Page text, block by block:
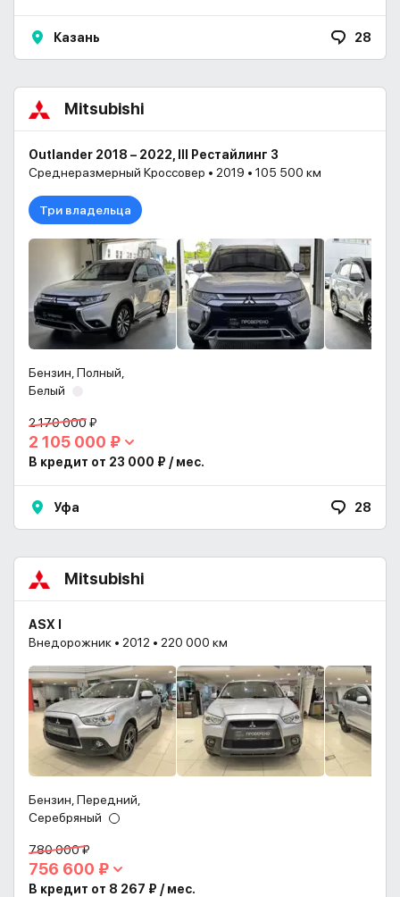
Казань 28
Mitsubishi
Outlander 2018 – 2022, III Рестайлинг 3
Среднеразмерный Кроссовер • 2019 • 105 500 км
Три владельца
Бензин, Полный,
Белый
2 170 000 ₽
2 105 000 ₽
В кредит от 23 000 ₽ / мес.
Уфа 28
Mitsubishi
ASX I
Внедорожник • 2012 • 220 000 км
Бензин, Передний,
Серебряный
780 000 ₽
756 600 ₽
В кредит от 8 267 ₽ / мес.